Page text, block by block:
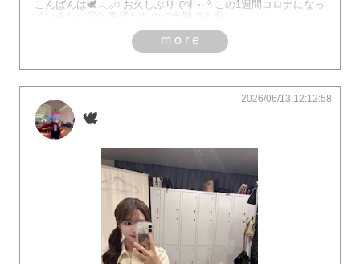
こんばんは🕊𓂃𓂂𓏸 お久しぶりですꕀ꙳ この1週間コロナになっ
ていました🤧⡱ 復活したので出勤です🥂𓈒𓏸︎︎︎︎
more
🕊️
2026/06/13 12:12:58